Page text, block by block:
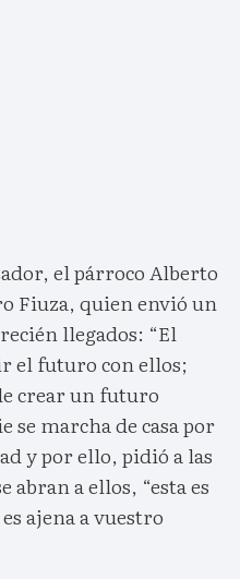
el párroco Alberto
Fiuza, quien envió un
llegados: “El
el futuro con ellos;
crear un futuro
se marcha de casa por
y por ello, pidió a las
abran a ellos, “esta es
ajena a vuestro